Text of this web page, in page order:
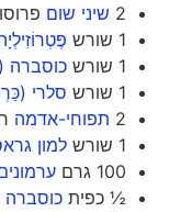
2
שיני שוםפרוסות
1 שורש
פֶּטְרוֹזִילְיָה
1 שורש
כוסברה
1 שורש
סלרי
2
תפוחי-אדמה
1 שורש
למון גראס
100 גרם
ערמונים
½ כפיתכוסברה